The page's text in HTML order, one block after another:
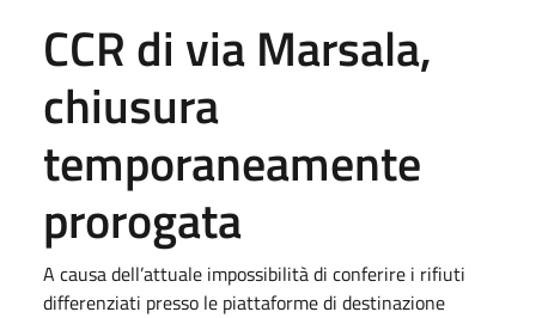
CCR di via Marsala,
chiusura
temporaneamente
prorogata
A causa dell’attuale impossibilità di conferire i rifiuti
differenziati presso le piattaforme di destinazione